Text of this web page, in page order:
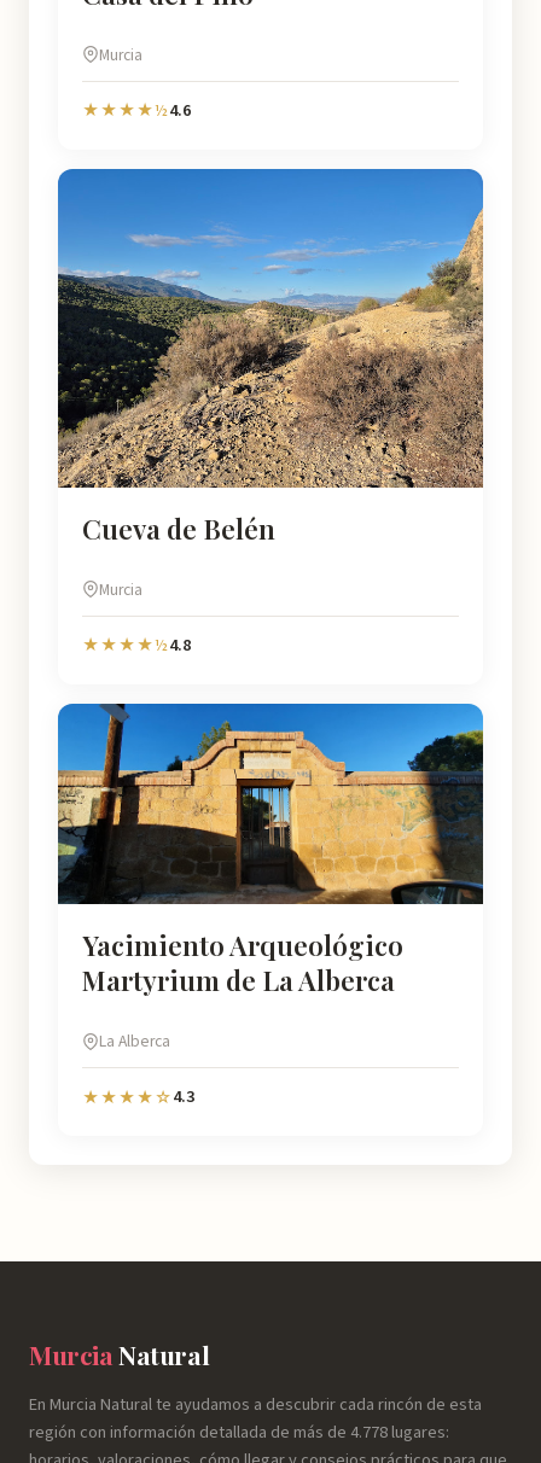
Murcia
★★★★½4.6
Cueva de Belén
Murcia
★★★★½4.8
Yacimiento Arqueológico
Martyrium de La Alberca
La Alberca
★★★★☆4.3
Murcia Natural
En Murcia Natural te ayudamos a descubrir cada rincón de esta
región con información detallada de más de 4.778 lugares: